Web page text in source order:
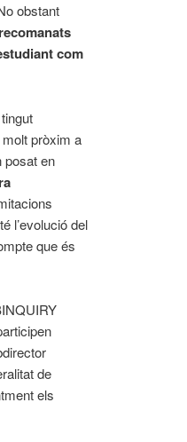
obstant
com
pròxim a
posat en
l’evolució del
que és
de
els